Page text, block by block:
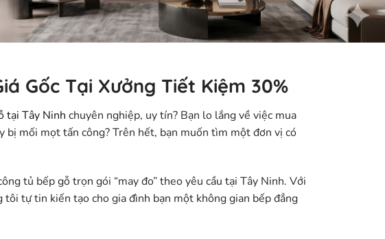
Gốc Tại Xưởng Tiết Kiệm 30%
tại Tây Ninh chuyên nghiệp, uy tín? Bạn lo lắng về việc mua
bị mối mọt tấn công? Trên hết, bạn muốn tìm một đơn vị có
tủ bếp gỗ trọn gói “may đo” theo yêu cầu tại Tây Ninh. Với
tự tin kiến tạo cho gia đình bạn một không gian bếp đẳng